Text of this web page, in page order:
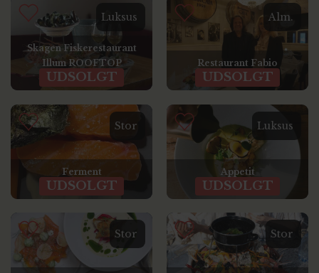
Luksus
Skagen Fiskerestaurant
Illum ROOFTOP
UDSOLGT
Luksus
Appetit
UDSOLGT
Stor
Stor
Stor
Ferment
UDSOLGT
Alm.
Restaurant Fabio
UDSOLGT